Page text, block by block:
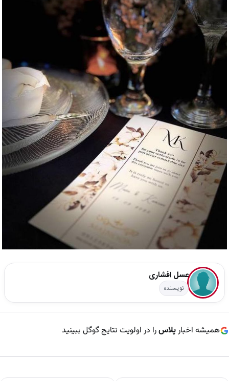
عسل افشاری
نویسنده
همیشه اخبارپلاسرا در اولویت نتایج گوگل ببینید